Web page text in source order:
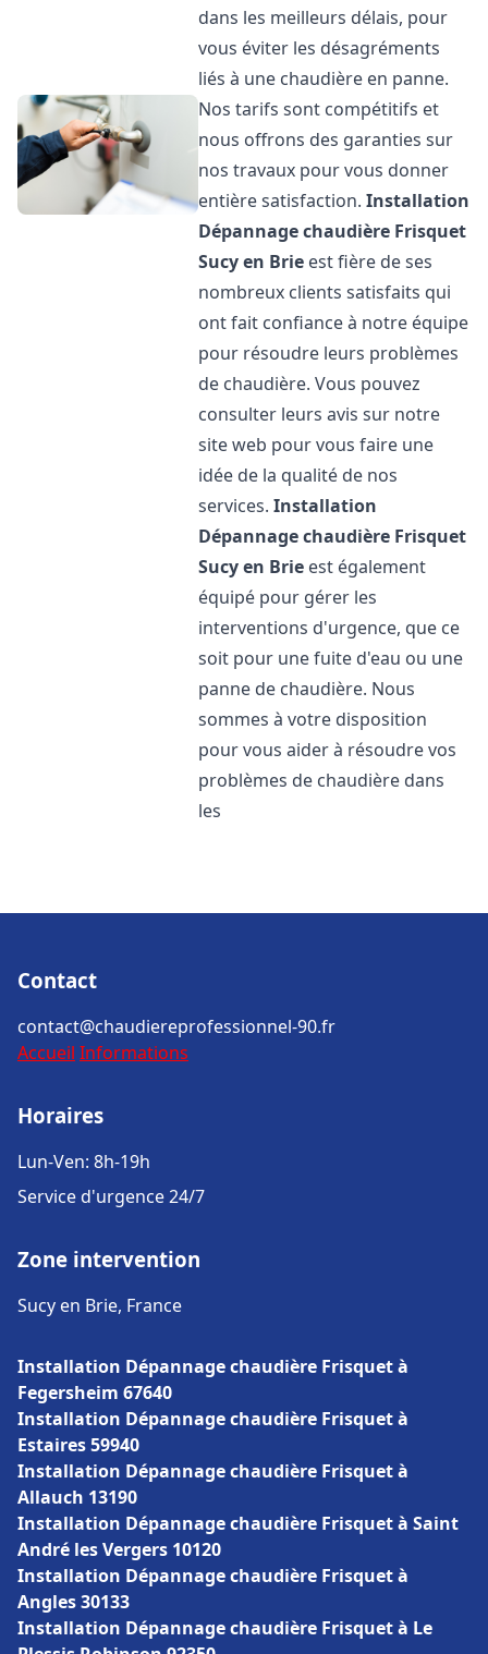
dans les meilleurs délais, pour
vous éviter les désagréments
liés à une chaudière en panne.
Nos tarifs sont compétitifs et
nous offrons des garanties sur
nos travaux pour vous donner
entière satisfaction.Installation
Dépannage chaudière Frisquet
Sucy en Brie est fière de ses
nombreux clients satisfaits qui
ont fait confiance à notre équipe
pour résoudre leurs problèmes
de chaudière. Vous pouvez
consulter leurs avis sur notre
site web pour vous faire une
idée de la qualité de nos
services.Installation
Dépannage chaudière Frisquet
Sucy en Brie est également
équipé pour gérer les
interventions d'urgence, que ce
soit pour une fuite d'eau ou une
panne de chaudière. Nous
sommes à votre disposition
pour vous aider à résoudre vos
problèmes de chaudière dans
les
Contact
contact@chaudiereprofessionnel-90.fr
Accueil Informations
Horaires
Lun-Ven: 8h-19h
Service d'urgence 24/7
Zone intervention
Sucy en Brie, France
Installation Dépannage chaudière Frisquet à
Fegersheim 67640
Installation Dépannage chaudière Frisquet à
Estaires 59940
Installation Dépannage chaudière Frisquet à
Allauch 13190
Installation Dépannage chaudière Frisquet à Saint
André les Vergers 10120
Installation Dépannage chaudière Frisquet à
Angles 30133
Installation Dépannage chaudière Frisquet à Le